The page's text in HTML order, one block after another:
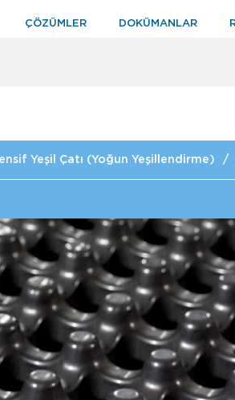
ÇÖZÜMLER DOKÜMANLAR
İntensif Yeşil Çatı (Yoğun Yeşillendirme) /